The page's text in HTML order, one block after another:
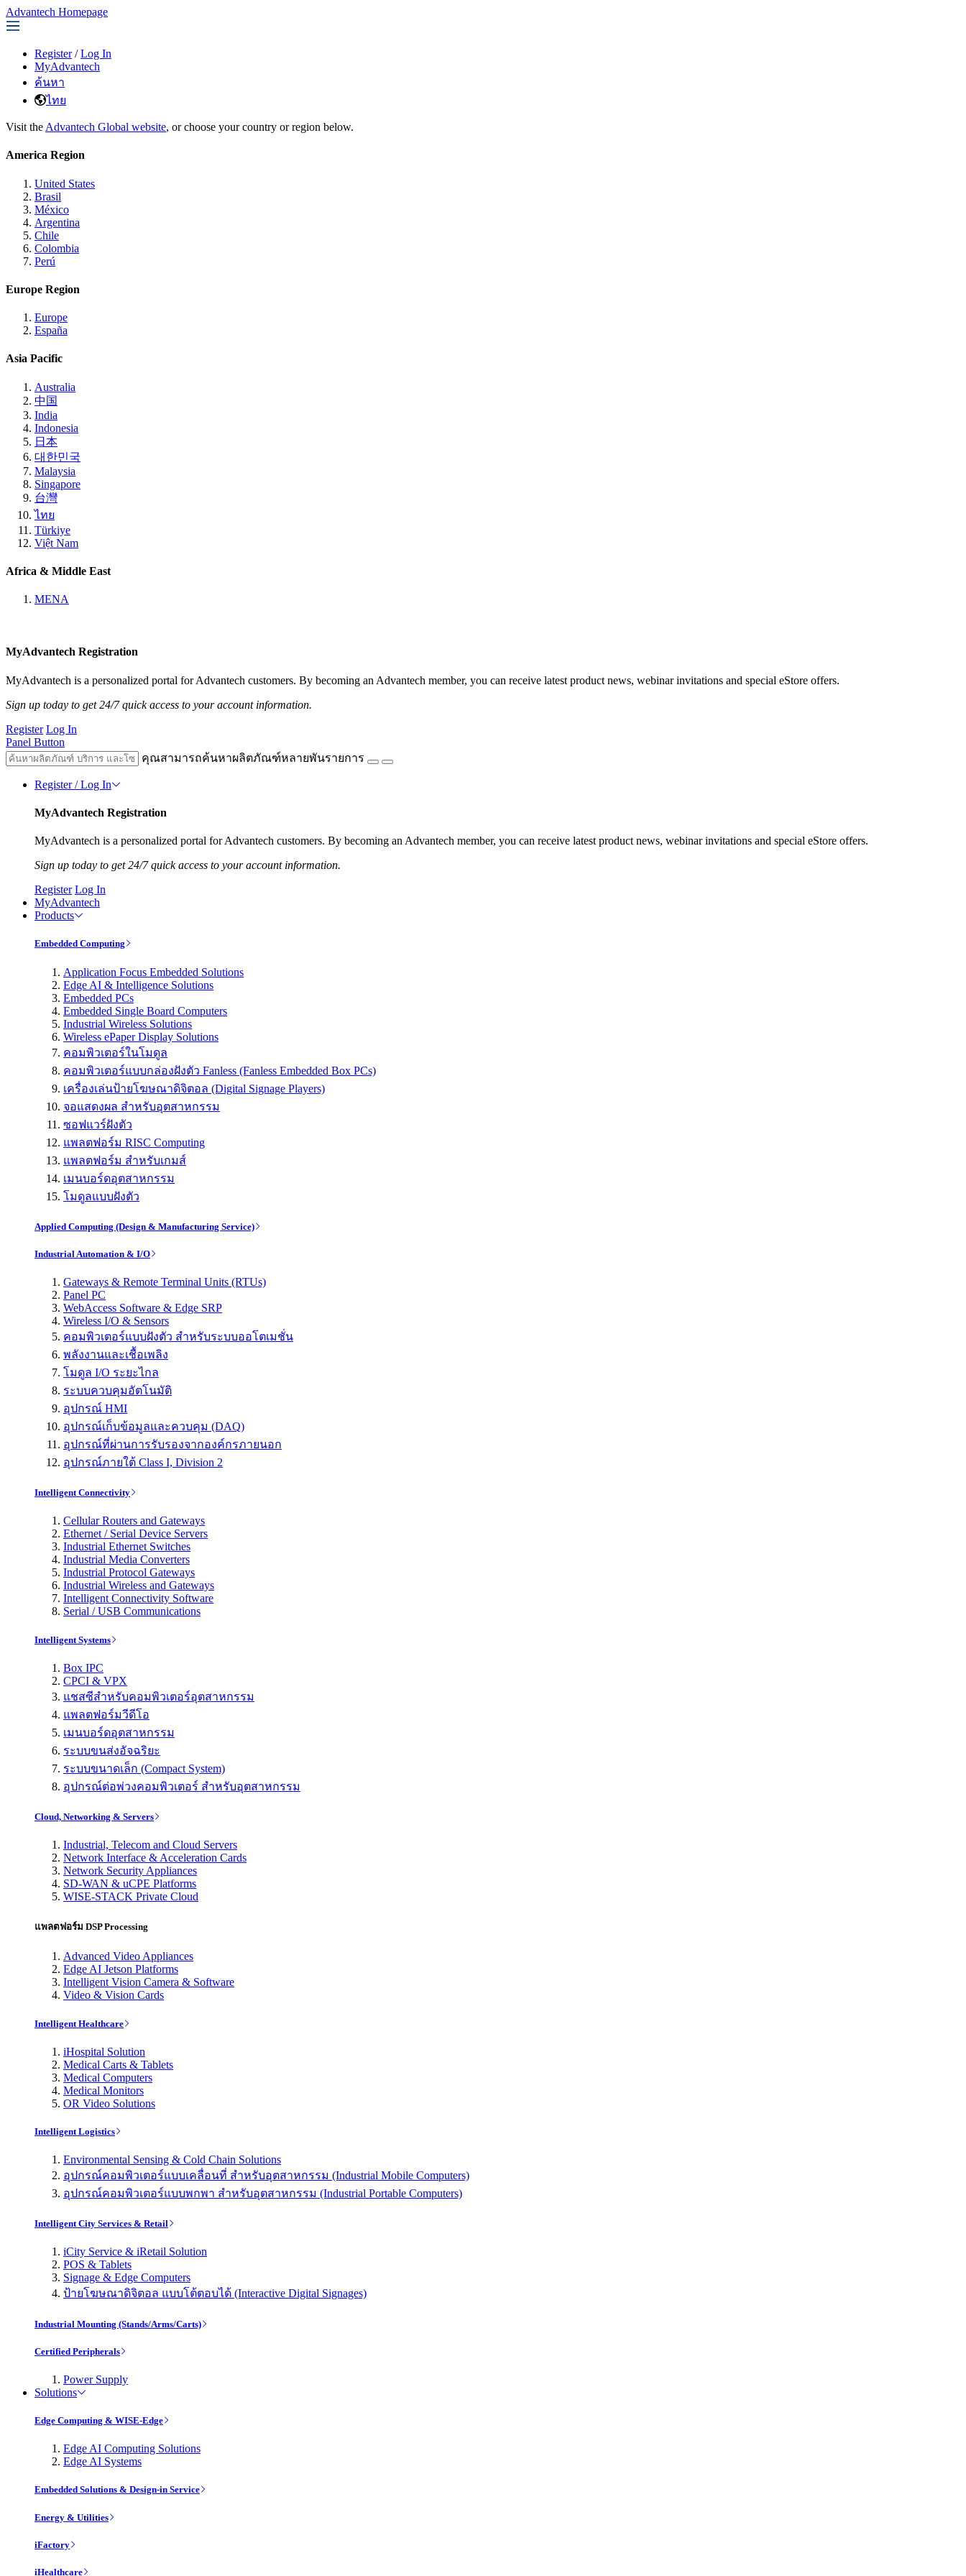
Advantech Homepage
Register / Log In
MyAdvantech
ค้นหา
ไทย
Visit the Advantech Global website, or choose your country or region below.
America Region
United States
Brasil
México
Argentina
Chile
Colombia
Perú
Europe Region
Europe
España
Asia Pacific
Australia
中国
India
Indonesia
日本
대한민국
Malaysia
Singapore
台灣
ไทย
Türkiye
Việt Nam
Africa & Middle East
MENA
MyAdvantech Registration
MyAdvantech is a personalized portal for Advantech customers. By becoming an Advantech member, you can receive latest product news, webinar invitations and special eStore offers.
Sign up today to get 24/7 quick access to your account information.
Register Log In
Panel Button
คุณสามารถค้นหาผลิตภัณฑ์หลายพันรายการ
Register / Log In
MyAdvantech Registration
MyAdvantech is a personalized portal for Advantech customers. By becoming an Advantech member, you can receive latest product news, webinar invitations and special eStore offers.
Sign up today to get 24/7 quick access to your account information.
Register Log In
MyAdvantech
Products
Embedded Computing
Application Focus Embedded Solutions
Edge AI & Intelligence Solutions
Embedded PCs
Embedded Single Board Computers
Industrial Wireless Solutions
Wireless ePaper Display Solutions
คอมพิวเตอร์ในโมดูล
คอมพิวเตอร์แบบกล่องฝังตัว Fanless (Fanless Embedded Box PCs)
เครื่องเล่นป้ายโฆษณาดิจิตอล (Digital Signage Players)
จอแสดงผล สำหรับอุตสาหกรรม
ซอฟแวร์ฝังตัว
แพลตฟอร์ม RISC Computing
แพลตฟอร์ม สำหรับเกมส์
เมนบอร์ดอุตสาหกรรม
โมดูลแบบฝังตัว
Applied Computing (Design & Manufacturing Service)
Industrial Automation & I/O
Gateways & Remote Terminal Units (RTUs)
Panel PC
WebAccess Software & Edge SRP
Wireless I/O & Sensors
คอมพิวเตอร์แบบฝังตัว สำหรับระบบออโตเมชั่น
พลังงานและเชื้อเพลิง
โมดูล I/O ระยะไกล
ระบบควบคุมอัตโนมัติ
อุปกรณ์ HMI
อุปกรณ์เก็บข้อมูลและควบคุม (DAQ)
อุปกรณ์ที่ผ่านการรับรองจากองค์กรภายนอก
อุปกรณ์ภายใต้ Class I, Division 2
Intelligent Connectivity
Cellular Routers and Gateways
Ethernet / Serial Device Servers
Industrial Ethernet Switches
Industrial Media Converters
Industrial Protocol Gateways
Industrial Wireless and Gateways
Intelligent Connectivity Software
Serial / USB Communications
Intelligent Systems
Box IPC
CPCI & VPX
แชสซีสำหรับคอมพิวเตอร์อุตสาหกรรม
แพลตฟอร์มวีดีโอ
เมนบอร์ดอุตสาหกรรม
ระบบขนส่งอัจฉริยะ
ระบบขนาดเล็ก (Compact System)
อุปกรณ์ต่อพ่วงคอมพิวเตอร์ สำหรับอุตสาหกรรม
Cloud, Networking & Servers
Industrial, Telecom and Cloud Servers
Network Interface & Acceleration Cards
Network Security Appliances
SD-WAN & uCPE Platforms
WISE-STACK Private Cloud
แพลตฟอร์ม DSP Processing
Advanced Video Appliances
Edge AI Jetson Platforms
Intelligent Vision Camera & Software
Video & Vision Cards
Intelligent Healthcare
iHospital Solution
Medical Carts & Tablets
Medical Computers
Medical Monitors
OR Video Solutions
Intelligent Logistics
Environmental Sensing & Cold Chain Solutions
อุปกรณ์คอมพิวเตอร์แบบเคลื่อนที่ สำหรับอุตสาหกรรม (Industrial Mobile Computers)
อุปกรณ์คอมพิวเตอร์แบบพกพา สำหรับอุตสาหกรรม (Industrial Portable Computers)
Intelligent City Services & Retail
iCity Service & iRetail Solution
POS & Tablets
Signage & Edge Computers
ป้ายโฆษณาดิจิตอล แบบโต้ตอบได้ (Interactive Digital Signages)
Industrial Mounting (Stands/Arms/Carts)
Certified Peripherals
Power Supply
Solutions
Edge Computing & WISE-Edge
Edge AI Computing Solutions
Edge AI Systems
Embedded Solutions & Design-in Service
Energy & Utilities
iFactory
iHealthcare